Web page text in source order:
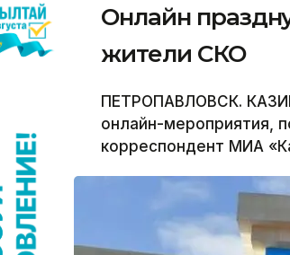
Онлайн
жители СКО
ПЕТРОПАВЛОВСК.
онлайн-мероприятия,
корреспондент МИА